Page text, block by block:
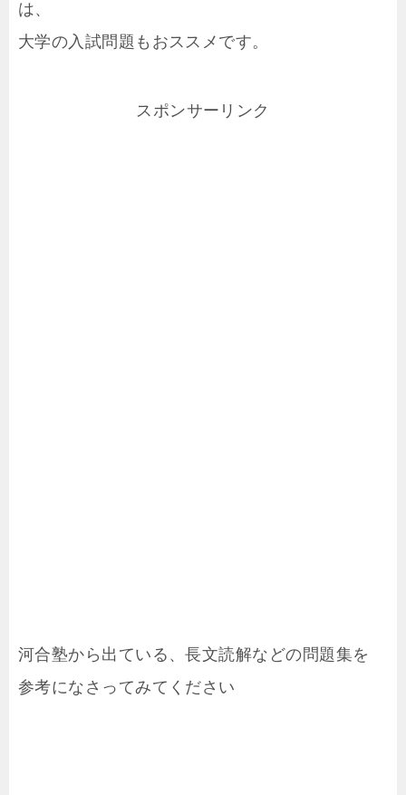
は、
大学の入試問題もおススメです。
スポンサーリンク
河合塾から出ている、長文読解などの問題集を
参考になさってみてください